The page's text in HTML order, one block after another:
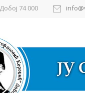
74 000